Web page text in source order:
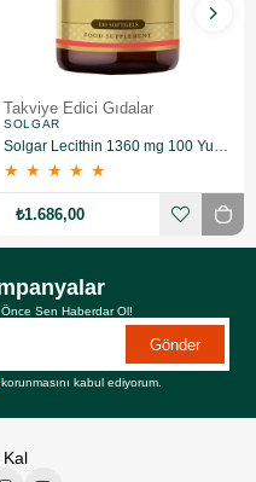
Takviye Edici Gıdalar
SOLGAR
Solgar Lecithin 1360 mg 100 Yumuşak Jelatin Kapsül 3 Adet
★ ★ ★ ★ ★
₺1.686,00
Sen Haberdar Ol!
Gönder
korunmasını kabul ediyorum.
Kal